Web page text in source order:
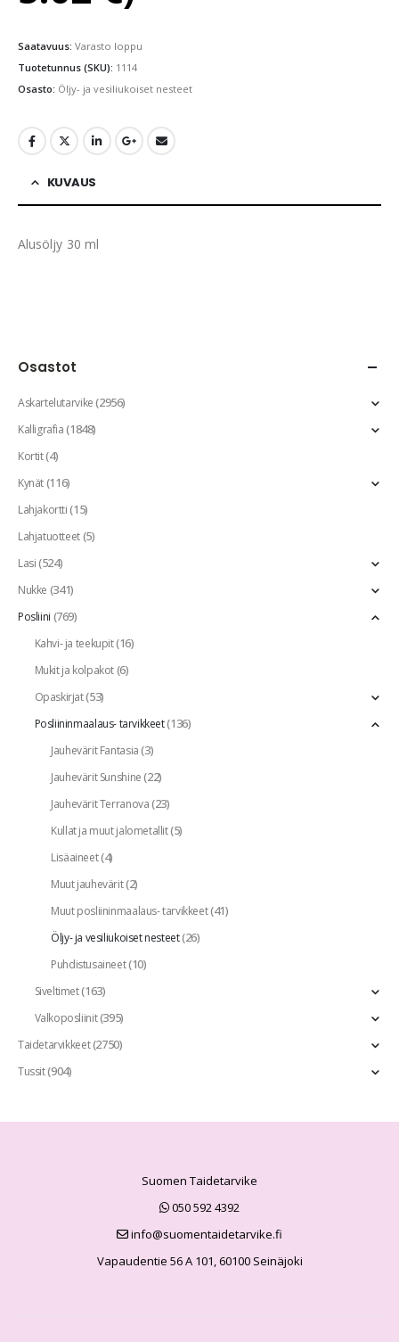
Saatavuus: Varasto loppu
Tuotetunnus (SKU): 1114
Osasto: Öljy- ja vesiliukoiset nesteet
KUVAUS
Alusöljy 30 ml
Osastot
Askartelutarvike(2956)
Kalligrafia(1848)
Kortit(4)
Kynät(116)
Lahjakortti(15)
Lahjatuotteet(5)
Lasi(524)
Nukke (341)
Posliini (769)
Kahvi- ja teekupit(16)
Mukit ja kolpakot(6)
Opaskirjat(53)
Posliininmaalaus- tarvikkeet(136)
Jauhevärit Fantasia(3)
Jauhevärit Sunshine(22)
Jauhevärit Terranova(23)
Kullat ja muut jalometallit(5)
Lisäaineet(4)
Muut jauhevärit(2)
Muut posliininmaalaus- tarvikkeet(41)
Öljy- ja vesiliukoiset nesteet(26)
Puhdistusaineet(10)
Siveltimet(163)
Valkoposliinit(395)
Taidetarvikkeet(2750)
Tussit(904)
Suomen Taidetarvike
050 592 4392
info@suomentaidetarvike.fi
Vapaudentie 56 A 101, 60100 Seinäjoki